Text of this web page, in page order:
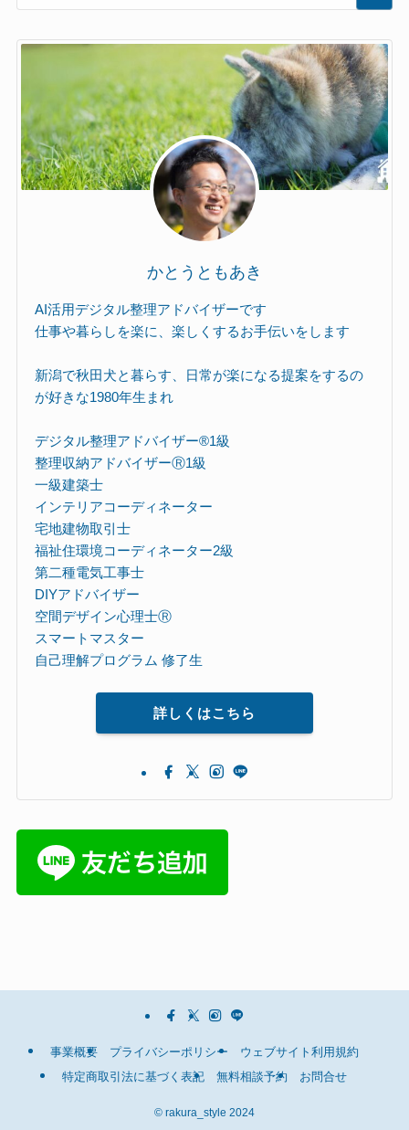
かとうともあき
AI活用デジタル整理アドバイザーです
仕事や暮らしを楽に、楽しくするお手伝いをします
新潟で秋田犬と暮らす、日常が楽になる提案をするの
が好きな1980年生まれ
デジタル整理アドバイザー®︎1級
整理収納アドバイザーⓇ1級
一級建築士
インテリアコーディネーター
宅地建物取引士
福祉住環境コーディネーター2級
第二種電気工事士
DIYアドバイザー
空間デザイン心理士Ⓡ
スマートマスター
自己理解プログラム 修了生
詳しくはこちら
事業概要 プライバシーポリシー
ウェブサイト利用規約
特定商取引法に基づく表記
無料相談予約 お問合せ
© rakura_style 2024